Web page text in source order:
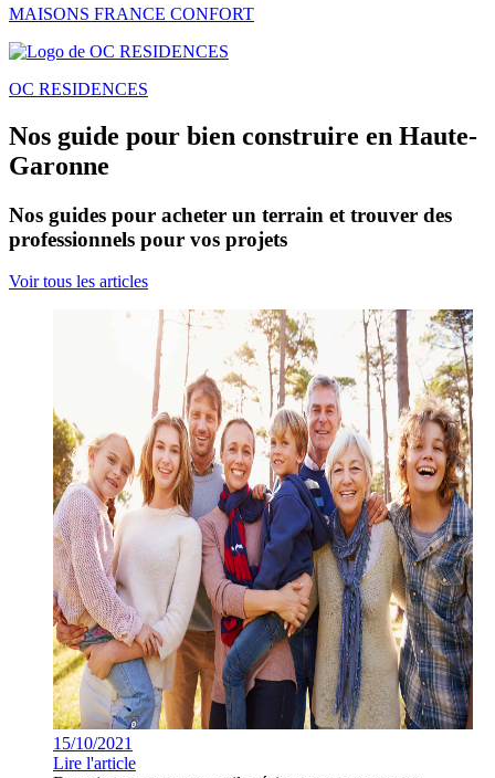
MAISONS FRANCE CONFORT
OC RESIDENCES
Nos guide pour bien construire en Haute-
Garonne
Nos guides pour acheter un terrain et trouver des
professionnels pour vos projets
Voir tous les articles
15/10/2021
Lire l'article